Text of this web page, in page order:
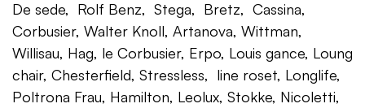
De sede, Rolf Benz, Stega, Bretz, Cassina,
Corbusier, Walter Knoll, Artanova, Wittman,
Willisau, Hag, le Corbusier, Erpo, Louis gance, Loung
chair, Chesterfield, Stressless, line roset, Longlife,
Poltrona Frau, Hamilton, Leolux, Stokke, Nicoletti,